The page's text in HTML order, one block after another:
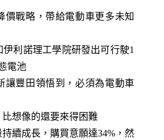
價戰略，帶給電動車更多未知
利諾理工學院研發出可行駛1
電池
讓豐田領悟到，必須為電動車
想像的還要來得困難
續成長，購買意願達34%，然